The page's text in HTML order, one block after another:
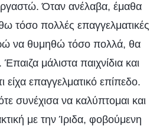
Όταν ανέλαβα, έμαθα
τόσο πολλές επαγγελματικές
να θυμηθώ τόσο πολλά, θα
μάλιστα παιχνίδια και
επαγγελματικό επίπεδο.
συνέχισα να καλύπτομαι και
με την Ίριδα, φοβούμενη